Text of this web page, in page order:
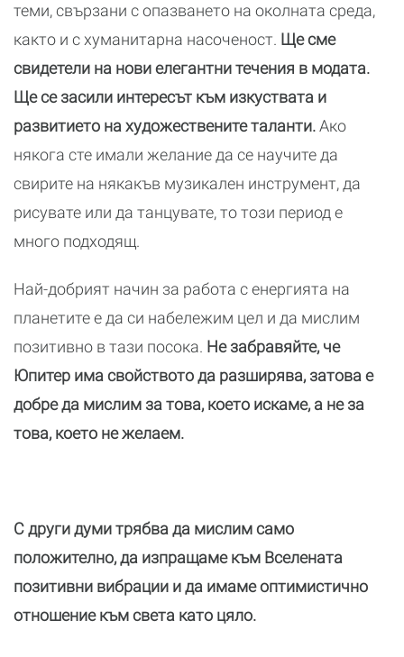
теми, свързани с опазването на околната среда,
както и с хуманитарна насоченост. Ще сме
свидетели на нови елегантни течения в модата.
Ще се засили интересът към изкуствата и
развитието на художествените таланти.Ако
някога сте имали желание да се научите да
свирите на някакъв музикален инструмент, да
рисувате или да танцувате, то този период е
много подходящ.
Най-добрият начин за работа с енергията на
планетите е да си набележим цел и да мислим
позитивно в тази посока. Не забравяйте, че
Юпитер има свойството да разширява, затова е
добре да мислим за това, което искаме, а не за
това, което не желаем.
С други думи трябва да мислим само
положително, да изпращаме към Вселената
позитивни вибрации и да имаме оптимистично
отношение към света като цяло.